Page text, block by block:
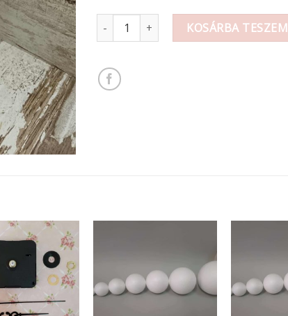
Zenélő gyertya mennyiségKOSÁRBA TESZEM